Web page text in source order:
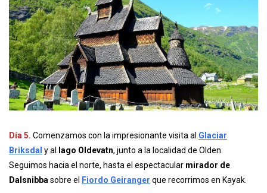
Día 5. Comenzamos con la impresionante visita al Glaciar
Briksdal y al lago Oldevatn, junto a la localidad de Olden.
Seguimos hacia el norte, hasta el espectacular mirador de
Dalsnibba sobre el Fiordo Geiranger que recorrimos en Kayak.